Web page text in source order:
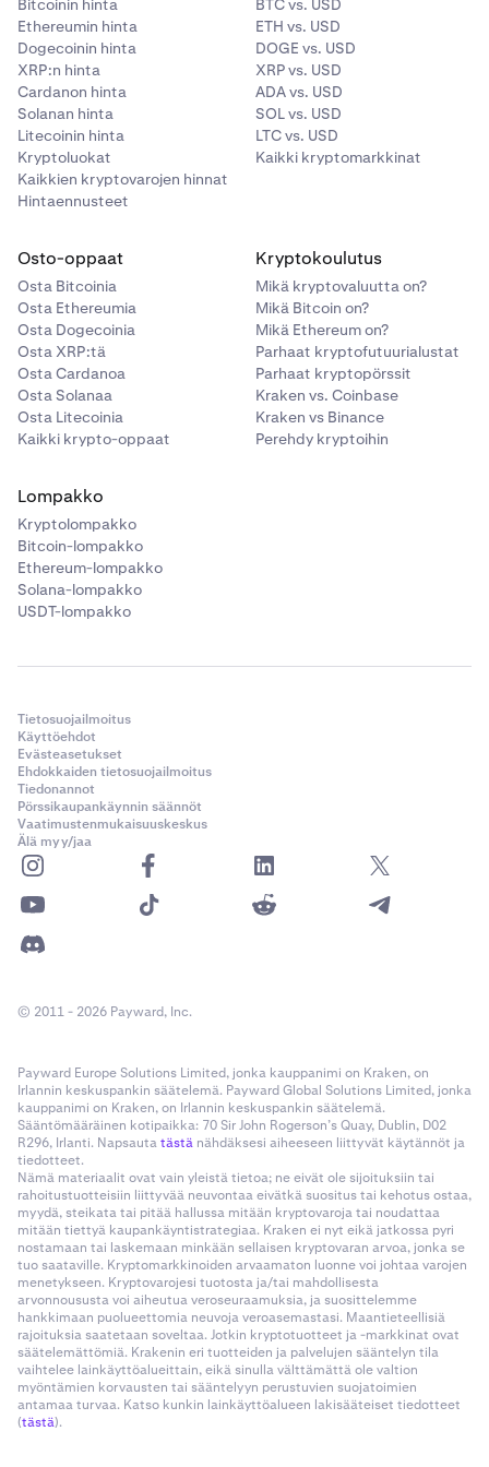
A$1,500 - A$7,000
CAD
C$12.50
C$1,500 - C$6,500
CHF 10.00
CHF 1,000 - CHF 5,000
EUR
10,00 €
GBP
8,00 £
800 – 4 000 £
10,00 $
$1,000 - $5,000
Bitcoinin hinta
Ethereumin hinta
Dogecoinin hinta
XRP:n hinta
Cardanon hinta
Solanan hinta
Litecoinin hinta
Kryptoluokat
Kaikkien kryptovarojen hinnat
Hintaennusteet
BTC vs. USD
ETH vs. USD
DOGE vs. USD
XRP vs. USD
ADA vs. USD
SOL vs. USD
LTC vs. USD
Kaikki kryptomarkkinat
Osto-oppaat
Osta Bitcoinia
Osta Ethereumia
Osta Dogecoinia
Osta XRP:tä
Osta Cardanoa
Osta Solanaa
Osta Litecoinia
Kaikki krypto-oppaat
Kryptokoulutus
Mikä kryptovaluutta on?
Mikä Bitcoin on?
Mikä Ethereum on?
Parhaat kryptofutuurialustat
Parhaat kryptopörssit
Kraken vs. Coinbase
Kraken vs Binance
Perehdy kryptoihin
Lompakko
Kryptolompakko
Bitcoin-lompakko
Ethereum-lompakko
Solana-lompakko
USDT-lompakko
Tietosuojailmoitus
Käyttöehdot
Evästeasetukset
Ehdokkaiden tietosuojailmoitus
Tiedonannot
Pörssikaupankäynnin säännöt
Vaatimustenmukaisuuskeskus
Älä myy/jaa
© 2011 - 2026 Payward, Inc.
Payward Europe Solutions Limited, jonka kauppanimi on Kraken, on
Irlannin keskuspankin säätelemä. Payward Global Solutions Limited, jonka
kauppanimi on Kraken, on Irlannin keskuspankin säätelemä.
Sääntömääräinen kotipaikka: 70 Sir John Rogerson’s Quay, Dublin, D02
R296, Irlanti. Napsautatästä nähdäksesi aiheeseen liittyvät käytännöt ja
tiedotteet.
Nämä materiaalit ovat vain yleistä tietoa; ne eivät ole sijoituksiin tai
rahoitustuotteisiin liittyvää neuvontaa eivätkä suositus tai kehotus ostaa,
myydä, steikata tai pitää hallussa mitään kryptovaroja tai noudattaa
mitään tiettyä kaupankäyntistrategiaa. Kraken ei nyt eikä jatkossa pyri
nostamaan tai laskemaan minkään sellaisen kryptovaran arvoa, jonka se
tuo saataville. Kryptomarkkinoiden arvaamaton luonne voi johtaa varojen
menetykseen. Kryptovarojesi tuotosta ja/tai mahdollisesta
arvonnoususta voi aiheutua veroseuraamuksia, ja suosittelemme
hankkimaan puolueettomia neuvoja veroasemastasi. Maantieteellisiä
rajoituksia saatetaan soveltaa. Jotkin kryptotuotteet ja -markkinat ovat
säätelemättömiä. Krakenin eri tuotteiden ja palvelujen sääntelyn tila
vaihtelee lainkäyttöalueittain, eikä sinulla välttämättä ole valtion
myöntämien korvausten tai sääntelyyn perustuvien suojatoimien
antamaa turvaa. Katso kunkin lainkäyttöalueen lakisääteiset tiedotteet
(tästä).